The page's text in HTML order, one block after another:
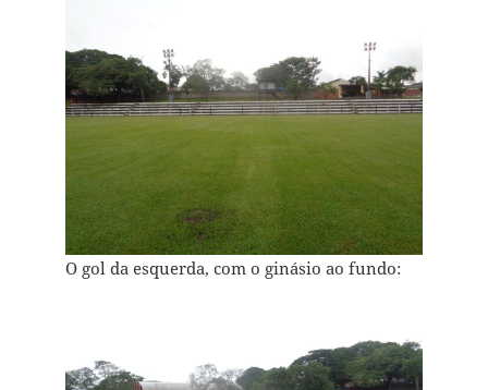
O gol da esquerda, com o ginásio ao fundo: